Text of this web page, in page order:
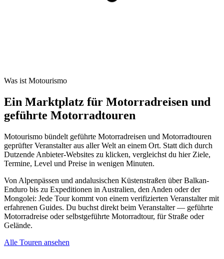
Was ist Motourismo
Ein Marktplatz für Motorradreisen und
geführte Motorradtouren
Motourismo bündelt geführte Motorradreisen und Motorradtouren
geprüfter Veranstalter aus aller Welt an einem Ort. Statt dich durch
Dutzende Anbieter-Websites zu klicken, vergleichst du hier Ziele,
Termine, Level und Preise in wenigen Minuten.
Von Alpenpässen und andalusischen Küstenstraßen über Balkan-
Enduro bis zu Expeditionen in Australien, den Anden oder der
Mongolei: Jede Tour kommt von einem verifizierten Veranstalter mit
erfahrenen Guides. Du buchst direkt beim Veranstalter — geführte
Motorradreise oder selbstgeführte Motorradtour, für Straße oder
Gelände.
Alle Touren ansehen